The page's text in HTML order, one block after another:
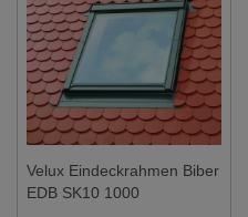
Velux Eindeckrahmen Biber
EDB SK10 1000